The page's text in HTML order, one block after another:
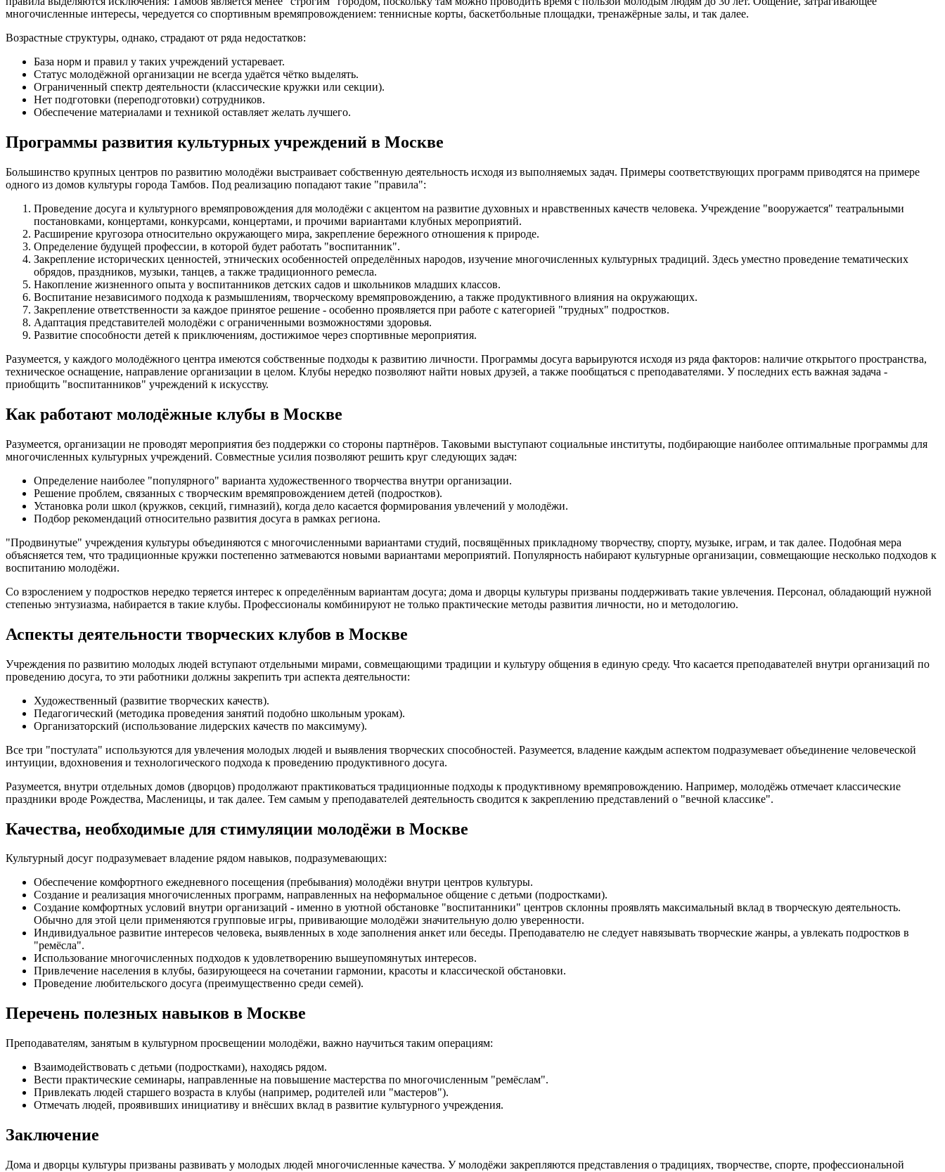
многочисленные интересы, чередуется со спортивным времяпровождением: теннисные корты, баскетбольные площадки, тренажёрные залы, и так далее.
Возрастные структуры, однако, страдают от ряда недостатков:
База норм и правил у таких учреждений устаревает.
Статус молодёжной организации не всегда удаётся чётко выделять.
Ограниченный спектр деятельности (классические кружки или секции).
Нет подготовки (переподготовки) сотрудников.
Обеспечение материалами и техникой оставляет желать лучшего.
Программы развития культурных учреждений в Москве
Большинство крупных центров по развитию молодёжи выстраивает собственную деятельность исходя из выполняемых задач. Примеры соответствующих программ приводятся на примере
одного из домов культуры города Тамбов. Под реализацию попадают такие "правила":
Проведение досуга и культурного времяпровождения для молодёжи с акцентом на развитие духовных и нравственных качеств человека. Учреждение "вооружается" театральными
постановками, концертами, конкурсами, концертами, и прочими вариантами клубных мероприятий.
Расширение кругозора относительно окружающего мира, закрепление бережного отношения к природе.
Определение будущей профессии, в которой будет работать "воспитанник".
Закрепление исторических ценностей, этнических особенностей определённых народов, изучение многочисленных культурных традиций. Здесь уместно проведение тематических
обрядов, праздников, музыки, танцев, а также традиционного ремесла.
Накопление жизненного опыта у воспитанников детских садов и школьников младших классов.
Воспитание независимого подхода к размышлениям, творческому времяпровождению, а также продуктивного влияния на окружающих.
Закрепление ответственности за каждое принятое решение - особенно проявляется при работе с категорией "трудных" подростков.
Адаптация представителей молодёжи с ограниченными возможностями здоровья.
Развитие способности детей к приключениям, достижимое через спортивные мероприятия.
Разумеется, у каждого молодёжного центра имеются собственные подходы к развитию личности. Программы досуга варьируются исходя из ряда факторов: наличие открытого пространства,
техническое оснащение, направление организации в целом. Клубы нередко позволяют найти новых друзей, а также пообщаться с преподавателями. У последних есть важная задача -
приобщить "воспитанников" учреждений к искусству.
Как работают молодёжные клубы в Москве
Разумеется, организации не проводят мероприятия без поддержки со стороны партнёров. Таковыми выступают социальные институты, подбирающие наиболее оптимальные программы для
многочисленных культурных учреждений. Совместные усилия позволяют решить круг следующих задач:
Определение наиболее "популярного" варианта художественного творчества внутри организации.
Решение проблем, связанных с творческим времяпровождением детей (подростков).
Установка роли школ (кружков, секций, гимназий), когда дело касается формирования увлечений у молодёжи.
Подбор рекомендаций относительно развития досуга в рамках региона.
"Продвинутые" учреждения культуры объединяются с многочисленными вариантами студий, посвящённых прикладному творчеству, спорту, музыке, играм, и так далее. Подобная мера
объясняется тем, что традиционные кружки постепенно затмеваются новыми вариантами мероприятий. Популярность набирают культурные организации, совмещающие несколько подходов к
воспитанию молодёжи.
Со взрослением у подростков нередко теряется интерес к определённым вариантам досуга; дома и дворцы культуры призваны поддерживать такие увлечения. Персонал, обладающий нужной
степенью энтузиазма, набирается в такие клубы. Профессионалы комбинируют не только практические методы развития личности, но и методологию.
Аспекты деятельности творческих клубов в Москве
Учреждения по развитию молодых людей вступают отдельными мирами, совмещающими традиции и культуру общения в единую среду. Что касается преподавателей внутри организаций по
проведению досуга, то эти работники должны закрепить три аспекта деятельности:
Художественный (развитие творческих качеств).
Педагогический (методика проведения занятий подобно школьным урокам).
Организаторский (использование лидерских качеств по максимуму).
Все три "постулата" используются для увлечения молодых людей и выявления творческих способностей. Разумеется, владение каждым аспектом подразумевает объединение человеческой
интуиции, вдохновения и технологического подхода к проведению продуктивного досуга.
Разумеется, внутри отдельных домов (дворцов) продолжают практиковаться традиционные подходы к продуктивному времяпровождению. Например, молодёжь отмечает классические
праздники вроде Рождества, Масленицы, и так далее. Тем самым у преподавателей деятельность сводится к закреплению представлений о "вечной классике".
Качества, необходимые для стимуляции молодёжи в Москве
Культурный досуг подразумевает владение рядом навыков, подразумевающих:
Обеспечение комфортного ежедневного посещения (пребывания) молодёжи внутри центров культуры.
Создание и реализация многочисленных программ, направленных на неформальное общение с детьми (подростками).
Создание комфортных условий внутри организаций - именно в уютной обстановке "воспитанники" центров склонны проявлять максимальный вклад в творческую деятельность.
Обычно для этой цели применяются групповые игры, прививающие молодёжи значительную долю уверенности.
Индивидуальное развитие интересов человека, выявленных в ходе заполнения анкет или беседы. Преподавателю не следует навязывать творческие жанры, а увлекать подростков в
"ремёсла".
Использование многочисленных подходов к удовлетворению вышеупомянутых интересов.
Привлечение населения в клубы, базирующееся на сочетании гармонии, красоты и классической обстановки.
Проведение любительского досуга (преимущественно среди семей).
Перечень полезных навыков в Москве
Преподавателям, занятым в культурном просвещении молодёжи, важно научиться таким операциям:
Взаимодействовать с детьми (подростками), находясь рядом.
Вести практические семинары, направленные на повышение мастерства по многочисленным "ремёслам".
Привлекать людей старшего возраста в клубы (например, родителей или "мастеров").
Отмечать людей, проявивших инициативу и внёсших вклад в развитие культурного учреждения.
Заключение
Дома и дворцы культуры призваны развивать у молодых людей многочисленные качества. У молодёжи закрепляются представления о традициях, творчестве, спорте, профессиональной